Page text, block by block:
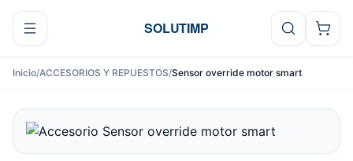
Ir al contenido
SOLUTIMP
Inicio/ACCESORIOS Y REPUESTOS/Sensor override motor smart